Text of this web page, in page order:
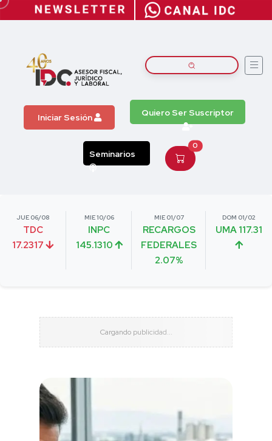
Iniciar Sesión Quiero Ser Suscriptor
Seminarios
0
JUE 06/08
TDC
17.2317
MIE 10/06
INPC
145.1310
MIE 01/07
RECARGOS
FEDERALES
2.07%
DOM 01/02
UMA 117.31